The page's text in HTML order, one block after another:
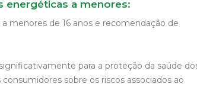
energéticas a menores:
menores de 16 anos e recomendação de
para a proteção da saúde
sobre os riscos associados ao